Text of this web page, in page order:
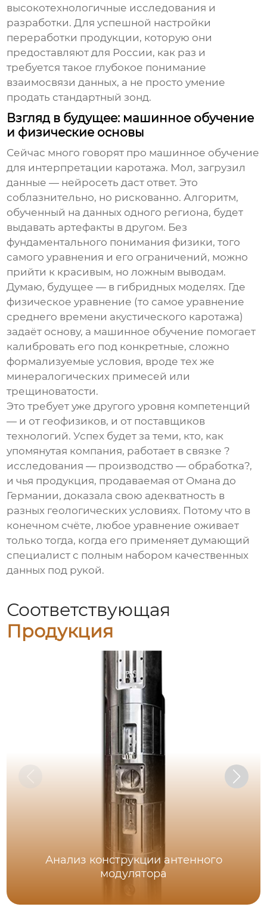
высокотехнологичные исследования и
разработки. Для успешной настройки
переработки продукции, которую они
предоставляют для России, как раз и
требуется такое глубокое понимание
взаимосвязи данных, а не просто умение
продать стандартный зонд.
Взгляд в будущее: машинное обучение
и физические основы
Сейчас много говорят про машинное обучение
для интерпретации каротажа. Мол, загрузил
данные — нейросеть даст ответ. Это
соблазнительно, но рискованно. Алгоритм,
обученный на данных одного региона, будет
выдавать артефакты в другом. Без
фундаментального понимания физики, того
самого уравнения и его ограничений, можно
прийти к красивым, но ложным выводам.
Думаю, будущее — в гибридных моделях. Где
физическое уравнение (то самоеуравнение
среднего времени акустического каротажа)
задаёт основу, а машинное обучение помогает
калибровать его под конкретные, сложно
формализуемые условия, вроде тех же
минералогических примесей или
трещиноватости.
Это требует уже другого уровня компетенций
— и от геофизиков, и от поставщиков
технологий. Успех будет за теми, кто, как
упомянутая компания, работает в связке ?
исследования — производство — обработка?,
и чья продукция, продаваемая от Омана до
Германии, доказала свою адекватность в
разных геологических условиях. Потому что в
конечном счёте, любое уравнение оживает
только тогда, когда его применяет думающий
специалист с полным набором качественных
данных под рукой.
Соответствующая
Продукция
Анализ конструкции антенного
модулятора